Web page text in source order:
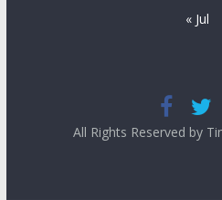
« Jul
All Rights Reserved by